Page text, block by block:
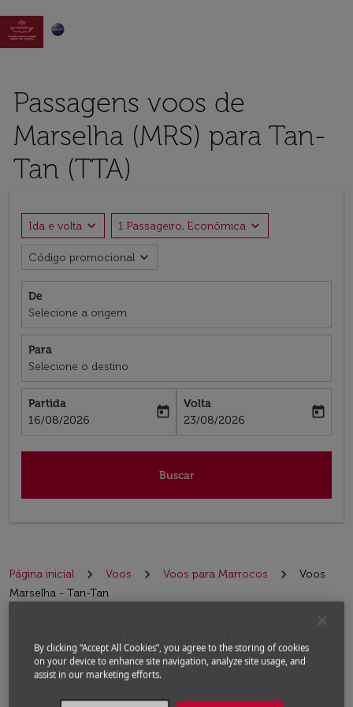

Passagens voos de
Marselha (MRS) para Tan-
Tan (TTA)
Ida e volta expand_more 1 Passageiro, Econômica expand_more
Código promocional expand_more
De
Selecione a origem
Para
Selecione o destino
Partida
fc-booking-departure-date-aria-label
16/08/2026
today
Volta
fc-booking-return-date-aria-label
23/08/2026
today
Buscar
Página inicial Voos Voos para Marrocos
Voos
Marselha - Tan-Tan
Reserve seu voo de Marselha para
Tan-Tan
By clicking “Accept All Cookies”, you agree to the storing of cookies
on your device to enhance site navigation, analyze site usage, and
assist in our marketing efforts.